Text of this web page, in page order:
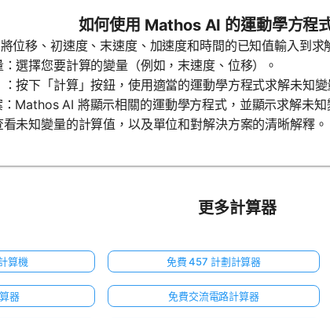
如何使用 Mathos AI 的運動學方程
位移、初速度、末速度、加速度和時間的已知值輸入到求
選擇您要計算的變量（例如，末速度、位移）。
按下「計算」按鈕，使用適當的運動學方程式求解未知變
Mathos AI 將顯示相關的運動學方程式，並顯示求解未知
未知變量的計算值，以及單位和對解決方案的清晰解釋。
更多計算器
算機 免費 457 計劃計算器
器 免費交流電路計算器